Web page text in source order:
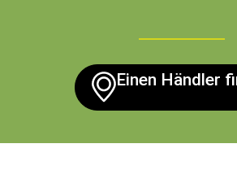
Einen Händler